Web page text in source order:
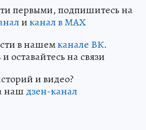
первыми, подпишитесь на
иканал в МАХ
в нашемканале ВК.
оставайтесь на связи
и видео?
наш дзен-канал